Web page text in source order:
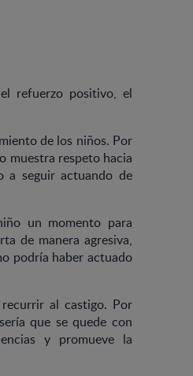
refuerzo positivo, el
de los niños. Por
muestra respeto hacia
a seguir actuando de
un momento para
de manera agresiva,
podría haber actuado
al castigo. Por
que se quede con
y promueve la